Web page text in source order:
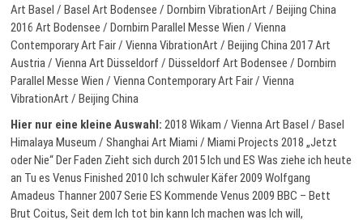
Art Basel / Basel Art Bodensee / Dornbirn VibrationArt / Beijing China
2016 Art Bodensee / Dornbirn Parallel Messe Wien / Vienna
Contemporary Art Fair / Vienna VibrationArt / Beijing China 2017 Art
Austria / Vienna Art Düsseldorf / Düsseldorf Art Bodensee / Dornbirn
Parallel Messe Wien / Vienna Contemporary Art Fair / Vienna
VibrationArt / Beijing China
Hier nur eine kleine Auswahl: 2018 Wikam / Vienna Art Basel / Basel
Himalaya Museum / Shanghai Art Miami / Miami Projects 2018 „Jetzt
oder Nie“ Der Faden Zieht sich durch 2015 Ich und ES Was ziehe ich heute
an Tu es Venus Finished 2010 Ich schwuler Käfer 2009 Wolfgang
Amadeus Thanner 2007 Serie ES Kommende Venus 2009 BBC – Bett
Brut Coitus, Seit dem Ich tot bin kann Ich machen was Ich will,